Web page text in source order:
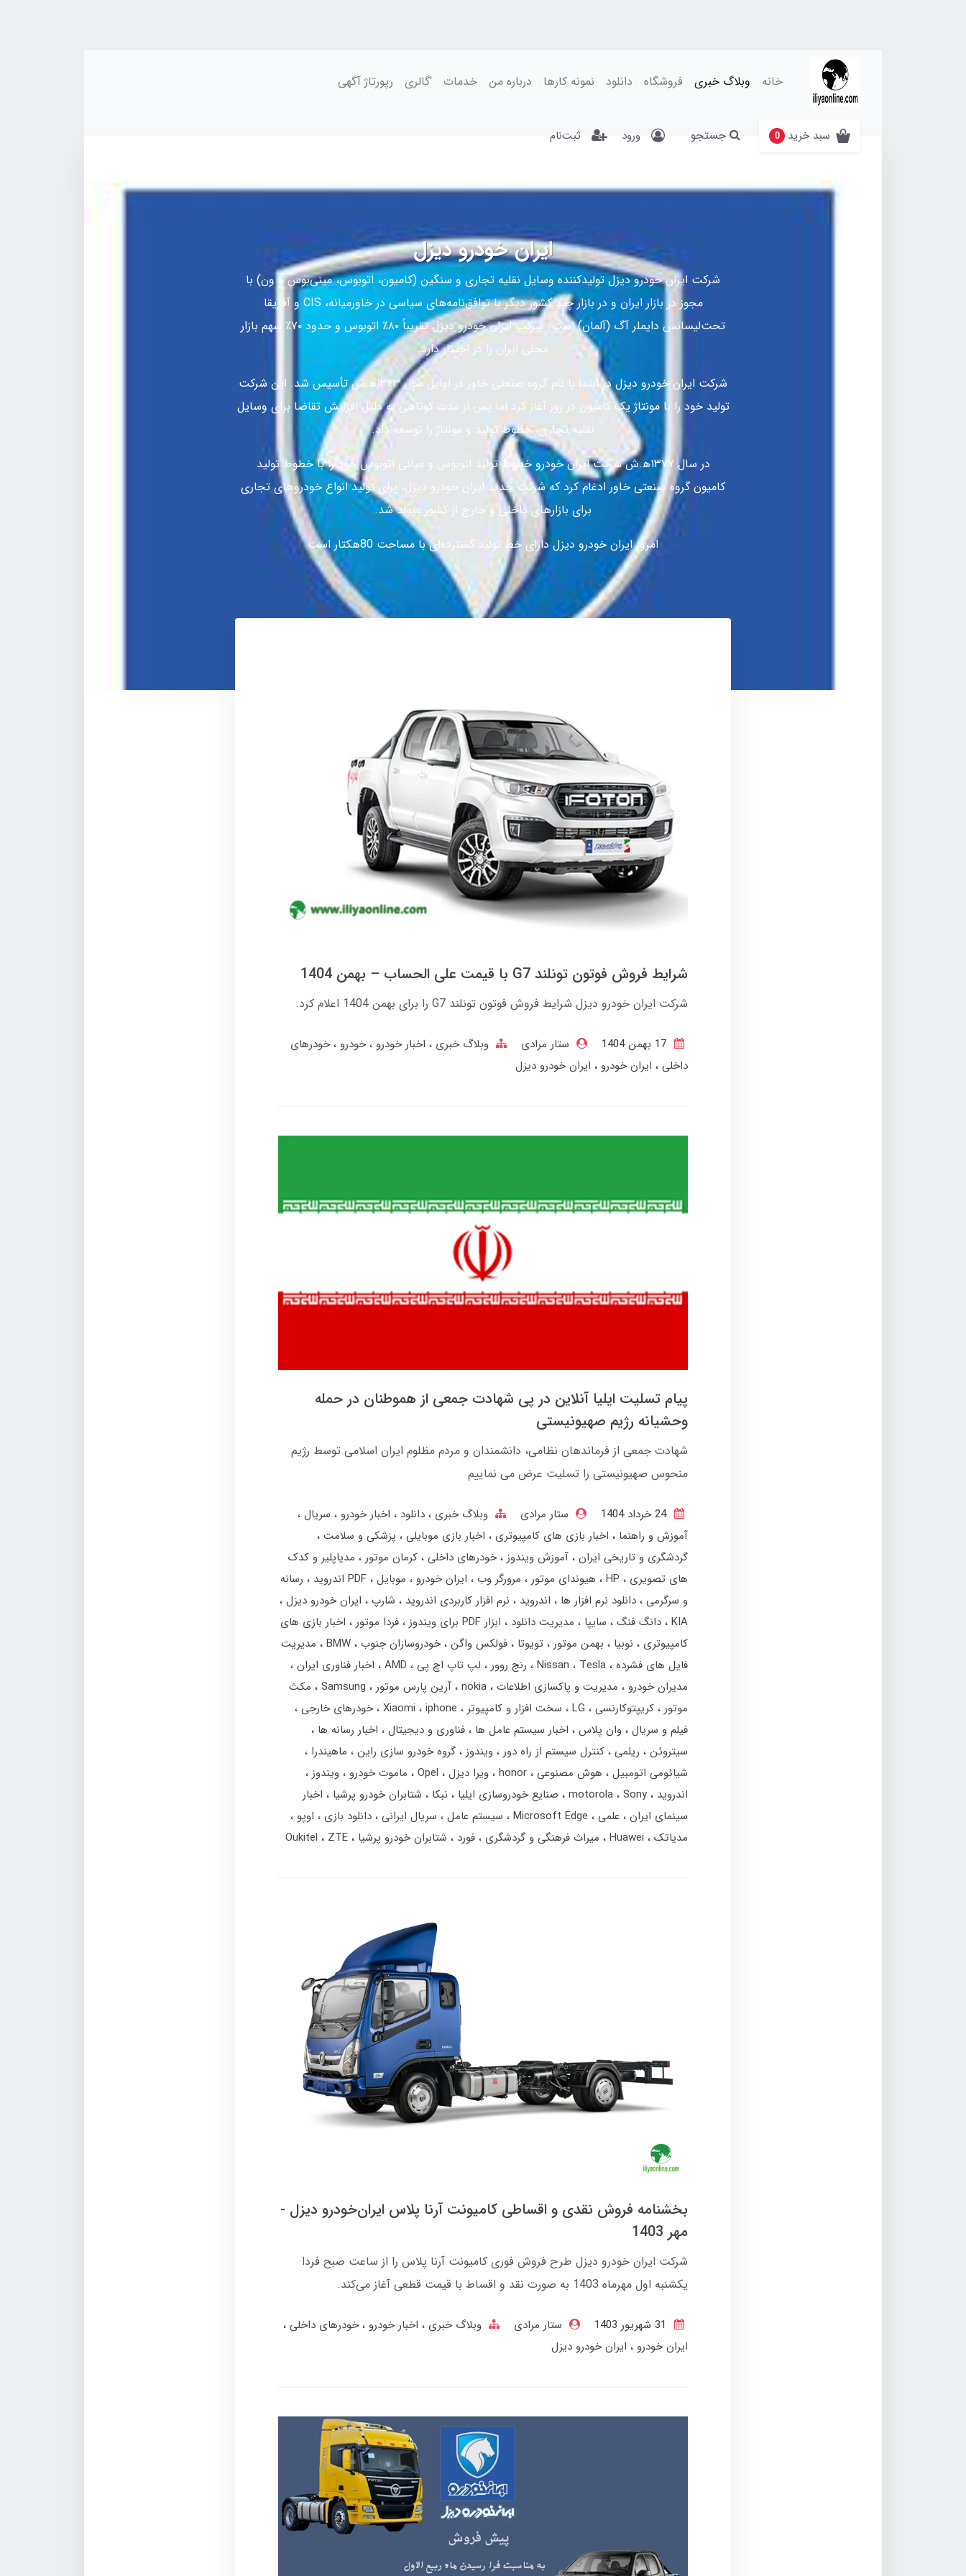
خانه وبلاگ خبری فروشگاه دانلود نمونه کارها درباره من خدمات 'گالری رپورتاژ آگهی
سبد خرید 0 جستجو ورود ثبت‌نام
ایران خودرو دیزل
شرکت ایران خودرو دیزل تولیدکننده وسایل نقلیه تجاری و سنگین (کامیون، اتوبوس، مینی‌بوس و ون) با
مجوز در بازار ایران و در بازار چند کشور دیگر با توافق‌نامه‌های سیاسی در خاورمیانه، CIS و آفریقا
تحت‌لیسانس دایملر آگ (آلمان) است. شرکت ایران خودرو دیزل تقریباً ۸۰٪ اتوبوس و حدود ۷۰٪ سهم بازار
محلی ایران را در اختیار دارد.
شرکت ایران خودرو دیزل در ابتدا با نام گروه صنعتی خاور در اوایل سال ۱۳۴۳ه‍.ش تأسیس شد. این شرکت
تولید خود را با مونتاژ یک کامیون در روز آغاز کرد اما پس از مدت کوتاهی به دلیل افزایش تقاضا برای وسایل
نقلیه تجاری، خطوط تولید و مونتاژ را توسعه داد.
در سال ۱۳۷۷ه‍.ش شرکت ایران خودرو خطوط تولید اتوبوس و میانی اتوبوس خود را با خطوط تولید
کامیون گروه صنعتی خاور ادغام کرد که شرکت جدید ایران خودرو دیزل، برای تولید انواع خودروهای تجاری
برای بازارهای داخلی و خارج از کشور متولد شد.
امروز ایران خودرو دیزل دارای خط تولید گسترده‌ای با مساحت 80هکتار است
شرایط فروش فوتون تونلند G7 با قیمت علی الحساب – بهمن 1404
شرکت ایران خودرو دیزل شرایط فروش فوتون تونلند G7 را برای بهمن 1404 اعلام کرد.
ستار مرادی وبلاگ خبری اخبار خودرو خودرو
خودرهای
داخلی
ایران خودرو ایران خودرو دیزل
پیام تسلیت ایلیا آنلاین در پی شهادت جمعی از هموطنان در حمله
وحشیانه رژیم صهیونیستی
شهادت جمعی از فرماندهان نظامی، دانشمندان و مردم مظلوم ایران اسلامی توسط رژیم
منحوس صهیونیستی را تسلیت عرض می نماییم
24 خرداد 1404 ستار مرادی وبلاگ خبری دانلود اخبار خودرو
سریال
آموزش و راهنما
اخبار بازی های کامپیوتری اخبار بازی موبایلی
پزشکی و سلامت
گردشگری و تاریخی ایران آموزش ویندوز خودرهای داخلی کرمان موتور
مدیاپلیر و کدک
های تصویری
HP هیوندای موتور مرورگر وب ایران خودرو موبایل PDF اندروید
رسانه
و سرگرمی دانلود نرم افزار ها اندروید نرم افزار کاربردی اندروید شارپ
ایران خودرو دیزل
KIA دانگ فنگ سایپا مدیریت دانلود ابزار PDF برای ویندوز فردا موتور
اخبار بازی های
کامپیوتری
نوبیا بهمن‌ موتور تویوتا فولکس واگن خودروسازان جنوب BMW
مدیریت
فایل های فشرده
Nissan Tesla رنج‌ روور لپ تاپ اچ پی AMD
اخبار فناوری ایران
مدیران خودرو
مدیریت و پاکسازی اطلاعات nokia آرین پارس موتور Samsung
مکث
موتور کریپتوکارنسی LG سخت افزار و کامپیوتر Xiaomi iphone
خودرهای خارجی
فیلم و سریال وان پلاس اخبار سیستم عامل ها فناوری و دیجیتال
اخبار رسانه ها
سیتروئن
ریلمی کنترل سیستم از راه دور ویندوز گروه خودرو سازی راین
ماهیندرا
شیائومی اتومبیل
هوش مصنوعی honor ویرا دیزل Opel ماموت خودرو
ویندوز
اندروید
motorola Sony صنایع خودروسازی ایلیا نبکا شتابران خودرو پرشیا
اخبار
سینمای ایران علمی Microsoft Edge سیستم عامل سریال ایرانی دانلود بازی
اوپو
مدیاتک
Huawei میراث فرهنگی و گردشگری فورد شتابران خودرو پرشیا Oukitel ZTE
بخشنامه فروش نقدی و اقساطی کامیونت آرنا پلاس ایران‌خودرو دیزل -
مهر 1403
شرکت ایران‌ خودرو دیزل طرح فروش فوری کامیونت آرنا پلاس را از ساعت صبح فردا
یکشنبه اول مهرماه 1403 به صورت نقد و اقساط با قیمت قطعی آغاز می‌کند.
ستار مرادی وبلاگ خبری اخبار خودرو
خودرهای داخلی
ایران خودرو
ایران خودرو دیزل